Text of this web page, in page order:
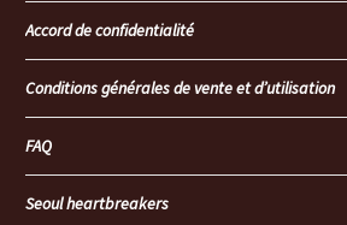
Accord de confidentialité
Conditions générales de vente et d’utilisation
FAQ
Seoul heartbreakers